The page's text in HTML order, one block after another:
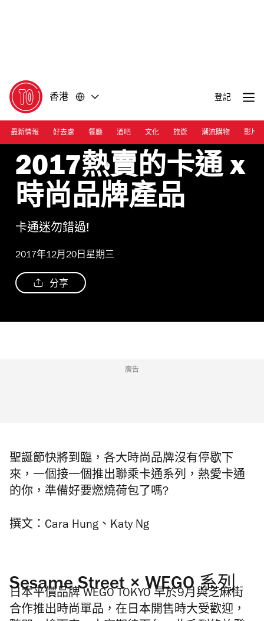
香港 登記
最新情報 好去處 餐廳 酒吧 文化 旅遊 潮流購物 影片
2017熱賣的卡通 x
時尚品牌產品
卡通迷勿錯過!
2017年12月20日星期三
分享
廣告
聖誕節快將到臨，各大時尚品牌沒有停歇下
來，一個接一個推出聯乘卡通系列，熱愛卡通
的你，準備好要燃燒荷包了嗎?
撰文：Cara Hung 、Katy Ng
Sesame Street × WEGO 系列
日本平價品牌 WEGO TOKYO 早於9月與芝麻街
合作推出時尚單品，在日本開售時大受歡迎，